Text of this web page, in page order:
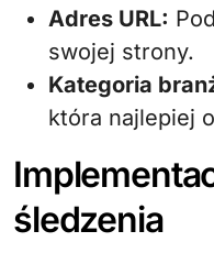
Adres URL:
swojej strony.
Kategoria
która najlepiej
śledzenia